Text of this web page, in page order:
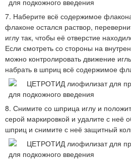
7. Наберите всё содержимое
флаконе остался раствор,
иглу так, чтобы её отверстие
Если смотреть со стороны на
можно контролировать движение
набрать в шприц всё содержимое
8. Снимите со шприца иглу и
серой маркировкой и удалите с неё
шприц и снимите с неё защитный